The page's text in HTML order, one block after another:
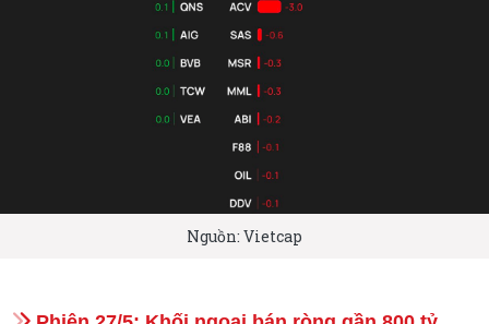
Nguồn: Vietcap